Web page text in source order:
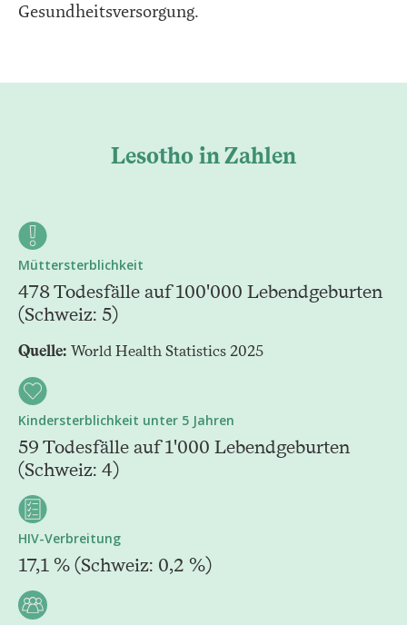
Gesundheitsversorgung.
Lesotho in Zahlen
Müttersterblichkeit
478 Todesfälle auf 100'000 Lebendgeburten
(Schweiz: 5)
Quelle: World Health Statistics 2025
Kindersterblichkeit unter 5 Jahren
59 Todesfälle auf 1'000 Lebendgeburten
(Schweiz: 4)
HIV-Verbreitung
17,1 % (Schweiz: 0,2 %)